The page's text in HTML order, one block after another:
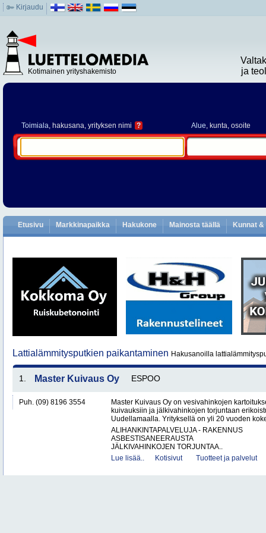
Kirjaudu
Kotimainen yrityshakemisto
ja
Toimiala, hakusana, yrityksen nimi ? Alue, kunta, osoite
Etusivu Markkinapaikka Hakukone Mainosta täällä Kunnat
Lattialämmitysputkien paikantaminen Hakusanoilla
1. Master Kuivaus Oy ESPOO
Puh. (09) 8196 3554
Master Kuivaus Oy on vesivahinkojen
kuivauksiin ja jälkivahinkojen torjuntaan
Uudellamaalla. Yrityksellä on yli 20 vuoden
ALIHANKINTAPALVELUJA - RAKENNUS
ASBESTISANEERAUSTA
JÄLKIVAHINKOJEN TORJUNTAA..
Lue lisää..
Kotisivut Tuotteet ja palvelut